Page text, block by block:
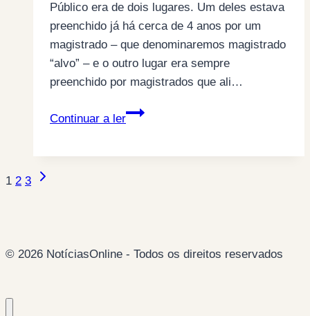
Público era de dois lugares. Um deles estava
preenchido já há cerca de 4 anos por um
magistrado – que denominaremos magistrado
“alvo” – e o outro lugar era sempre
preenchido por magistrados que ali…
Continuar a ler
O
Page
1 2 3
Next
© 2026 NotíciasOnline - Todos os direitos reservados